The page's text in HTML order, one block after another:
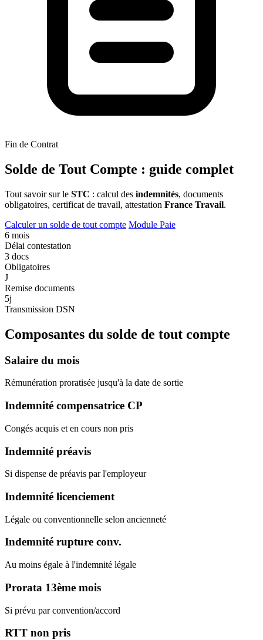
Fin de Contrat
Solde de Tout Compte : guide complet
Tout savoir sur le STC : calcul des indemnités, documents
obligatoires, certificat de travail, attestation France Travail.
Calculer un solde de tout compte Module Paie
6 mois
Délai contestation
3 docs
Obligatoires
J
Remise documents
5j
Transmission DSN
Composantes du solde de tout compte
Salaire du mois
Rémunération proratisée jusqu'à la date de sortie
Indemnité compensatrice CP
Congés acquis et en cours non pris
Indemnité préavis
Si dispense de préavis par l'employeur
Indemnité licenciement
Légale ou conventionnelle selon ancienneté
Indemnité rupture conv.
Au moins égale à l'indemnité légale
Prorata 13ème mois
Si prévu par convention/accord
RTT non pris